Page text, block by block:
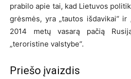
prabilo apie tai, kad Lietuvos
grėsmės, yra „tautos išdavikai“ ir
2014 metų vasarą pačią
„teroristine valstybe“.
Priešo įvaizdis